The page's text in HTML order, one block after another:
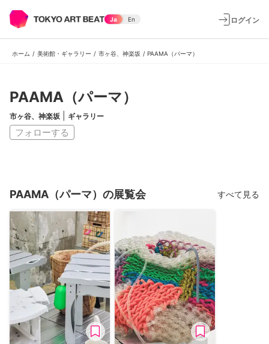
Ja En ログイン
ホーム / 美術館・ギャラリー / 市ヶ谷、神楽坂 / PAAMA（パーマ）
PAAMA（パーマ）
市ヶ谷、神楽坂 ギャラリー
フォローする
PAAMA（パーマ）の展覧会 すべて見る